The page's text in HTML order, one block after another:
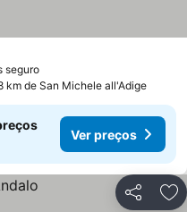
seguroVer preços
km de San Michele all'Adige
Ver preços
Partilhar